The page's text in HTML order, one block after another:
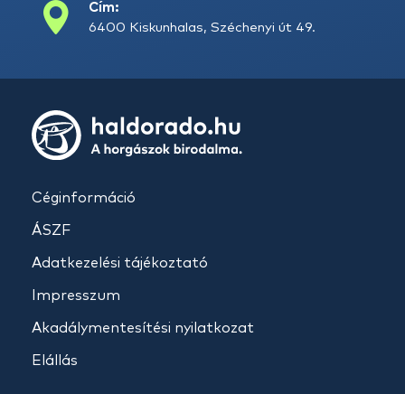
Cím:
6400 Kiskunhalas, Széchenyi út 49.
Céginformáció
ÁSZF
Adatkezelési tájékoztató
Impresszum
Akadálymentesítési nyilatkozat
Elállás